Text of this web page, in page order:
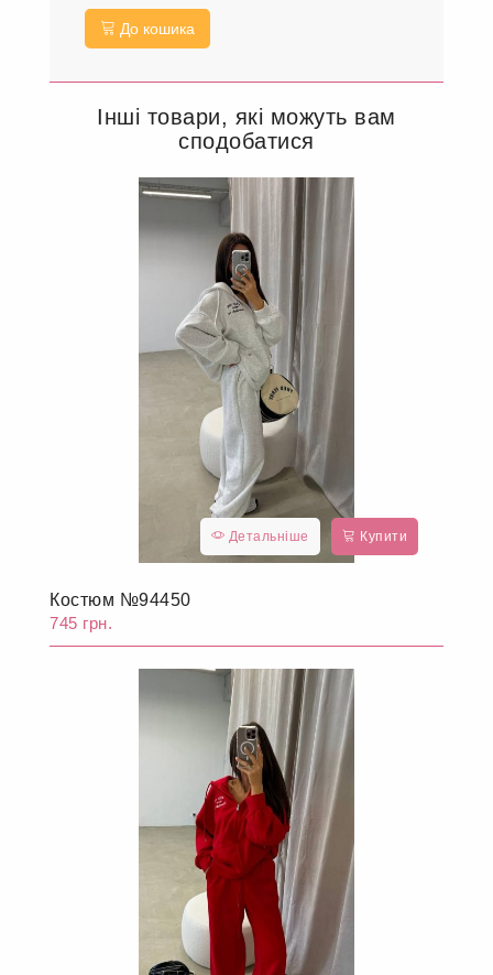
До кошика
Інші товари, які можуть вам
сподобатися
Детальніше Купити
Костюм №94450
745 грн.